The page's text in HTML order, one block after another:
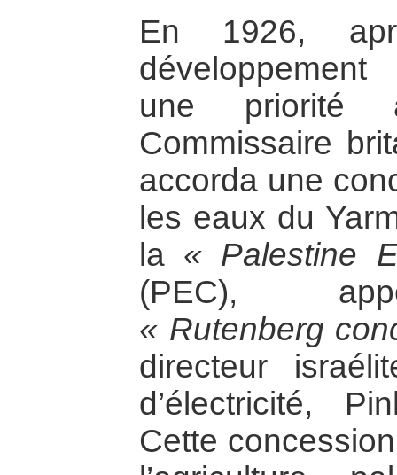
En 1926,
une priorité
Commissaire
accorda une
les eaux du
la « Palestine
(PEC),
« Rutenberg
directeur
d’électricité,
Cette